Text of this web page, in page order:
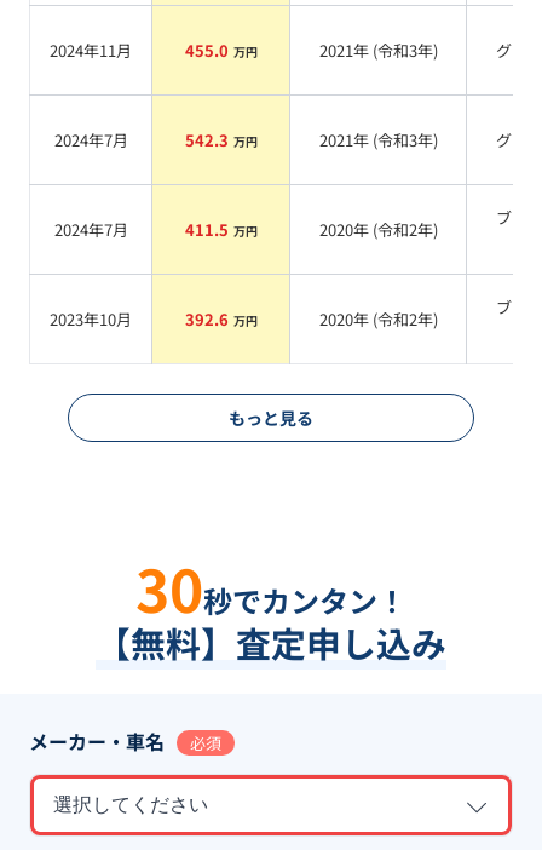
2024年11月 455.0 万円 2021年 (令和3年) グレー
2024年7月 542.3 万円 2021年 (令和3年) グレー
2024年7月 411.5 万円 2020年 (令和2年)
ブラ
2023年10月 392.6 万円 2020年 (令和2年)
ブラ
もっと見る
30秒でカンタン！
【無料】査定申し込み
メーカー・車名 必須
選択してください